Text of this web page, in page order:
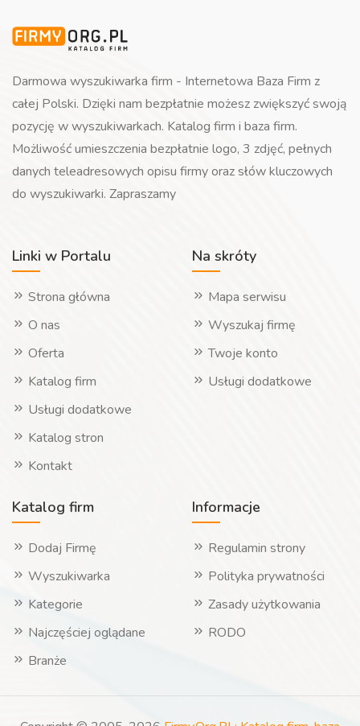
Darmowa wyszukiwarka firm - Internetowa Baza Firm z
całej Polski. Dzięki nam bezpłatnie możesz zwiększyć swoją
pozycję w wyszukiwarkach. Katalog firm i baza firm.
Możliwość umieszczenia bezpłatnie logo, 3 zdjęć, pełnych
danych teleadresowych opisu firmy oraz słów kluczowych
do wyszukiwarki. Zapraszamy
Linki w Portalu
Strona główna
O nas
Oferta
Katalog firm
Usługi dodatkowe
Katalog stron
Kontakt
Na skróty
Mapa serwisu
Wyszukaj firmę
Twoje konto
Usługi dodatkowe
Katalog firm
Dodaj Firmę
Wyszukiwarka
Kategorie
Najczęściej oglądane
Branże
Informacje
Regulamin strony
Polityka prywatności
Zasady użytkowania
RODO